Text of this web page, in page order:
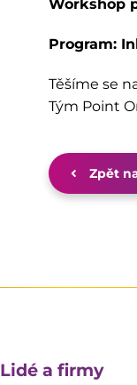
Workshop
Program:
Těšíme se
Tým Point
Zpět
Lidé a firmy